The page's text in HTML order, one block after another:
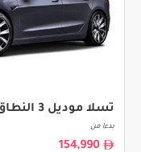
تسلا موديل 3 النطاق
بدءا من
154,990